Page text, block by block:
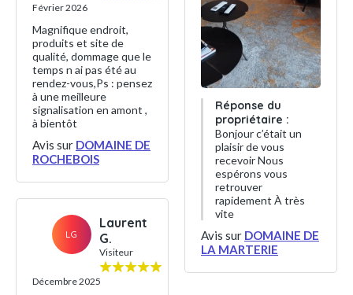
Février 2026
Magnifique endroit,
produits et site de
qualité, dommage que le
temps n ai pas été au
rendez-vous,Ps : pensez
à une meilleure
signalisation en amont ,
à bientôt
Avis sur DOMAINE DE
ROCHEBOIS
LG
Laurent
G.
Visiteur
Décembre 2025
Réponse du
propriétaire :
Bonjour c’était un
plaisir de vous
recevoir Nous
espérons vous
retrouver
rapidement À très
vite
Avis sur DOMAINE DE
LA MARTERIE